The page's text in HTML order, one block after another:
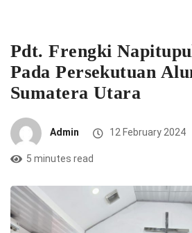
Pdt. Frengki
Pada Persekutuan
Sumatera Utara
Admin 12 February 2024
5 minutes read